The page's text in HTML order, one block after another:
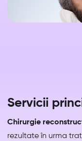
Servicii
Chirurgie
rezultate în urma